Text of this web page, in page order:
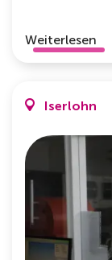
Weiterlesen
Iserlohn